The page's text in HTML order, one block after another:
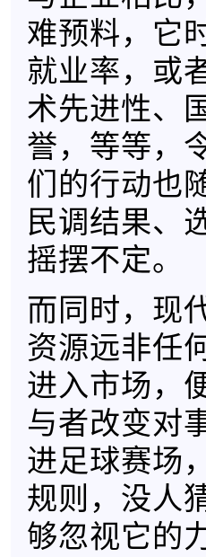
难预料，它
就业率，或
术先进性、
誉，等等，
们的行动也
民调结果、
摇摆不定。
而同时，现
资源远非任
进入市场，
与者改变对
进足球赛场
规则，没人
够忽视它的